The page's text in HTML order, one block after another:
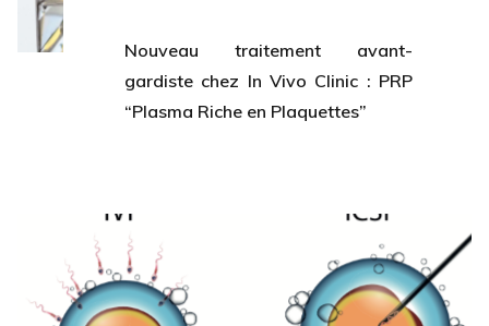
Nouveau traitement avant-
gardiste chez In Vivo Clinic : PRP
“Plasma Riche en Plaquettes”